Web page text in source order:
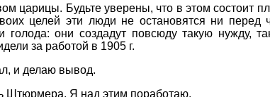
царицы. Будьте уверены, что в этом состоит
целей эти люди не остановятся ни перед
они создадут повсюду такую нужду,
за работой в 1905 г.
и делаю вывод.
Штюрмера. Я над этим поработаю.